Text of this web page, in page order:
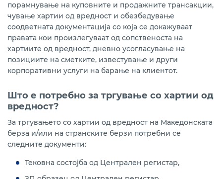
порамнување на куповните и продажните трансакции,
чување хартии од вредност и обезбедување
соодветната документација со која се докажуваат
правата кои произлегуваат од сoпственоста на
хартиите од вредност, дневно усогласување на
позициите на сметките, известување и други
корпоративни услуги на барање на клиентот.
Што е потребно за тргување со хартии од
вредност?
За тргувањето со хартии од вредност на Македонската
берза и/или на странските берзи потребни се
следните документи:
Тековна состојба од Централен регистар,